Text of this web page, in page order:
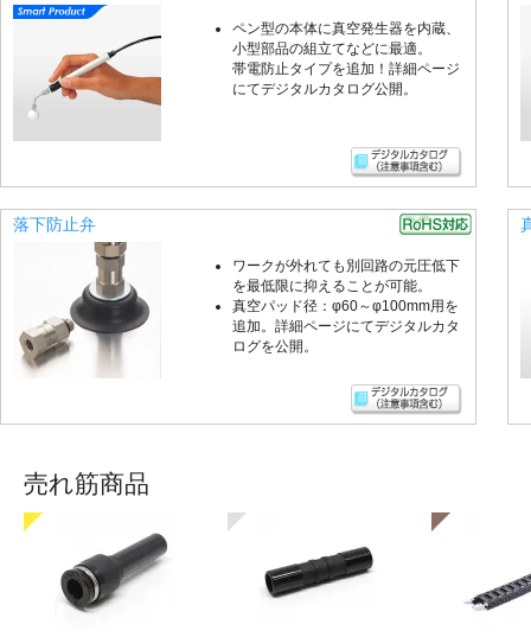
ペン型の本体に真空発生器を内蔵、
小型部品の組立てなどに最適。
帯電防止タイプを追加！詳細ページ
にてデジタルカタログ公開。
落下防止弁
ワークが外れても別回路の元圧低下
を最低限に抑えることが可能。
真空パッド径：φ60～φ100mm用を
追加。詳細ページにてデジタルカタ
ログを公開。
売れ筋商品